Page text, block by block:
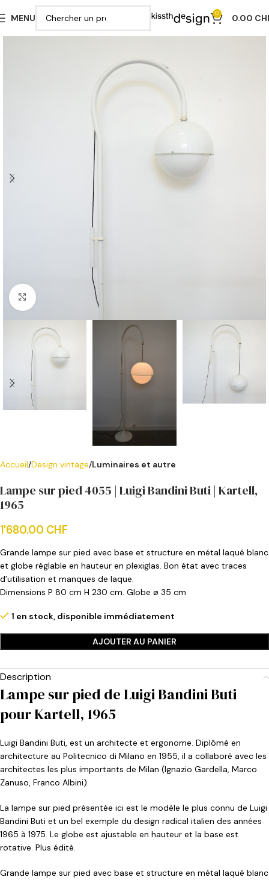
MENU 0 0.00
Cliquer pour agrandir
Accueil Design vintage Luminaires et autre
Lampe sur pied 4055 | Luigi Bandini Buti | Kartell,
1965
1'680.00 CHF
Grande lampe sur pied avec base et structure en métal laqué blanc
et globe réglable en hauteur en plexiglas. Bon état avec traces
d’utilisation et manques de laque.
Dimensions P 80 cm H 230 cm. Globe ø 35 cm
1 en stock, disponible immédiatement
AJOUTER AU PANIER
Description
Lampe sur pied de Luigi Bandini Buti
pour Kartell, 1965
Luigi Bandini Buti, est un architecte et ergonome. Diplômé en
architecture au Politecnico di Milano en 1955, il a collaboré avec les
architectes les plus importants de Milan (Ignazio Gardella, Marco
Zanuso, Franco Albini).
La lampe sur pied présentée ici est le modèle le plus connu de Luigi
Bandini Buti et un bel exemple du design radical italien des années
1965 à 1975. Le globe est ajustable en hauteur et la base est
rotative. Plus édité.
Grande lampe sur pied avec base et structure en métal laqué blanc